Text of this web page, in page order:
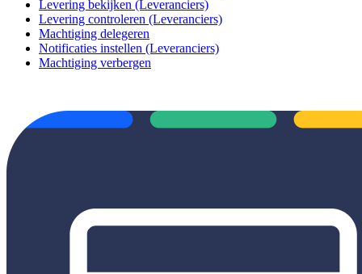
Levering bekijken (Leveranciers)
Levering controleren (Leveranciers)
Machtiging delegeren
Notificaties instellen (Leveranciers)
Machtiging verbergen